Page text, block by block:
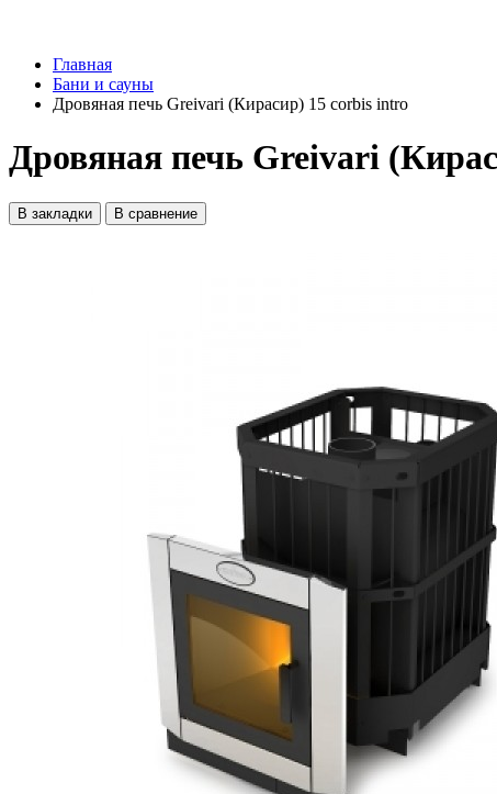
Главная
Бани и сауны
Дровяная печь Greivari (Кирасир) 15 corbis intro
Дровяная печь Greivari
В закладки В сравнение